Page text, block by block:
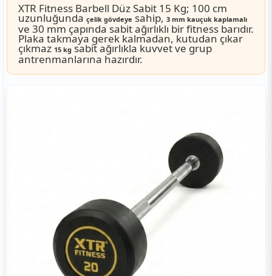
XTR Fitness Barbell Düz Sabit 15 Kg; 100 cm
uzunluğunda çelik gövdeye sahip, 3 mm kauçuk kaplamalı
ve 30 mm çapında sabit ağırlıklı bir fitness barıdır.
Plaka takmaya gerek kalmadan, kutudan çıkar
çıkmaz 15 kg sabit ağırlıkla kuvvet ve grup
antrenmanlarına hazırdır.